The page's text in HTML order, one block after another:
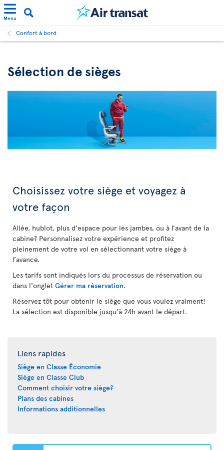
Menu
Confort à bord
Sélection de sièges
Choisissez votre siège et voyagez à
votre façon
Allée, hublot, plus d'espace pour les jambes, ou à l’avant de la
cabine? Personnalisez votre expérience et profitez
pleinement de votre vol en sélectionnant votre siège à
l’avance.
Les tarifs sont indiqués lors du processus de réservation ou
dans l'onglet Gérer ma réservation.
Réservez tôt pour obtenir le siège que vous voulez vraiment!
La sélection est disponible jusqu’à 24h avant le départ.
Liens rapides
Siège en Classe Économie
Siège en Classe Club
Comment choisir votre siège?
Plans des cabines
Informations additionnelles